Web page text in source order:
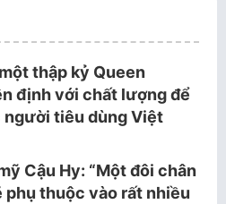
thập kỷ Queen
định với chất lượng để
người tiêu dùng Việt
Cậu Hy: “Một đôi chân
phụ thuộc vào rất nhiều